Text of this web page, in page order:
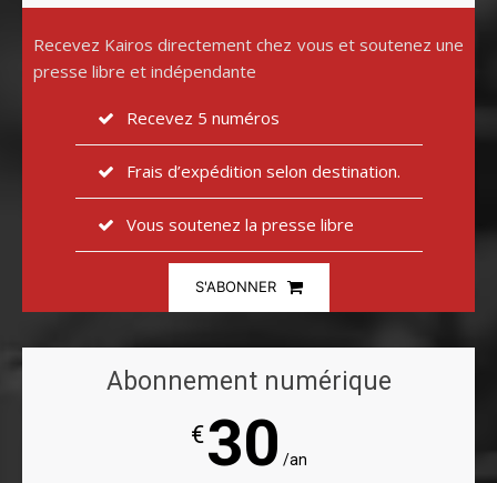
Recevez Kairos directement chez vous et soutenez une
presse libre et indépendante
Recevez 5 numéros
Frais d’expédition selon destination.
Vous soutenez la presse libre
S'ABONNER
Abonnement numérique
€30 /an